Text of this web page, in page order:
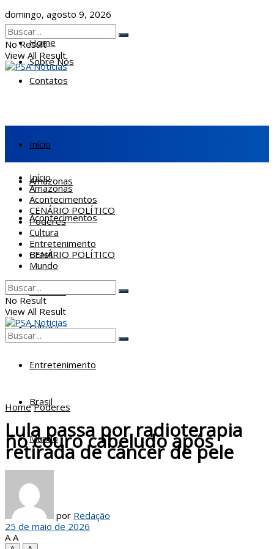
domingo, agosto 9, 2026
Home
Sobre Nós
Contatos
No Result
View All Result
Início
Amazonas
Acontecimentos
CENÁRIO POLÍTICO
Poderes
Cultura
Entretenimento
Brasil
Mundo
Início
Amazonas
Acontecimentos
CENÁRIO POLÍTICO
Poderes
Cultura
Entretenimento
Brasil
Mundo
No Result
View All Result
View All Result
Home Poderes
Lula passa por radioterapia
no couro cabeludo após
retirada de câncer de pele
por Redação
25 de maio de 2026
A A